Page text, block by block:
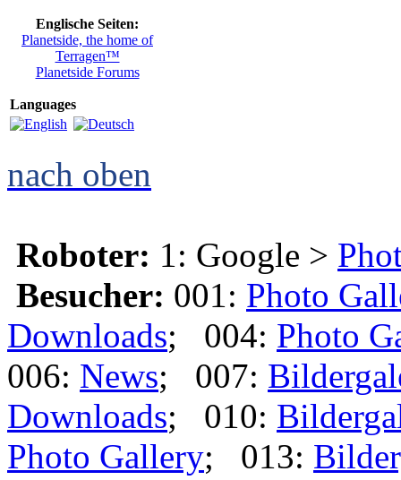
Englische Seiten:
Planetside, the home of
Terragen™
Planetside Forums
Languages
nach oben
Roboter: 1: Google >
Besucher: 001: Photo
Downloads; 004: Photo
006: News; 007:
Downloads; 010:
Photo Gallery; 013: